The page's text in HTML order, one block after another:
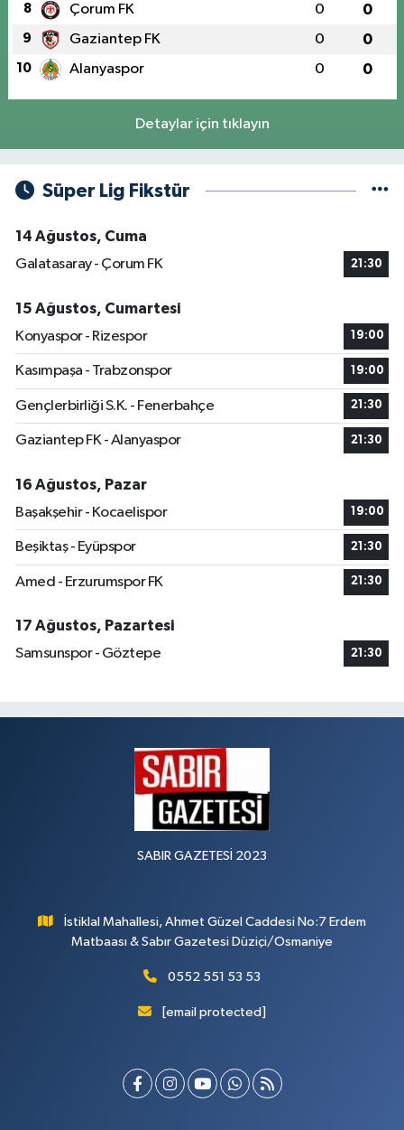
8 Çorum FK 0 0
9 Gaziantep FK 0 0
10 Alanyaspor 0 0
Detaylar için tıklayın
Süper Lig Fikstür
14 Ağustos, Cuma
Galatasaray - Çorum FK
21:30
15 Ağustos, Cumartesi
Konyaspor - Rizespor
19:00
Kasımpaşa - Trabzonspor 19:00
Gençlerbirliği S.K. - Fenerbahçe 21:30
Gaziantep FK - Alanyaspor 21:30
16 Ağustos, Pazar
Başakşehir - Kocaelispor
19:00
Beşiktaş - Eyüpspor 21:30
Amed - Erzurumspor FK 21:30
17 Ağustos, Pazartesi
Samsunspor - Göztepe
21:30
SABIR GAZETESİ 2023
İstiklal Mahallesi, Ahmet Güzel Caddesi No:7 Erdem
Matbaası & Sabır Gazetesi Düziçi/Osmaniye
0552 551 53 53
[email protected]